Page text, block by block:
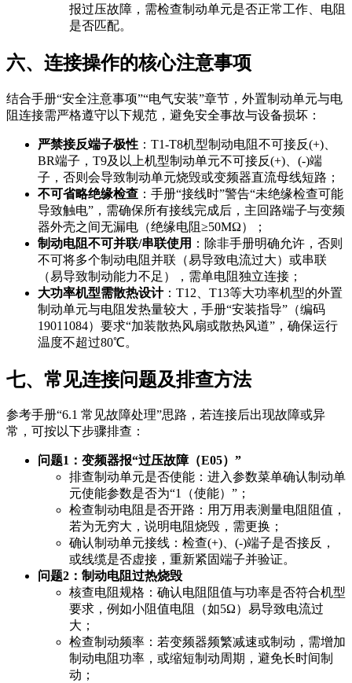
报过压故障，需检查制动单元是否正常工作、电阻
是否匹配。
六、连接操作的核心注意事项
结合手册“安全注意事项”“电气安装”章节，外置制动单元与电
阻连接需严格遵守以下规范，避免安全事故与设备损坏：
严禁接反端子极性 ：T1-T8机型制动电阻不可接反(+)、
BR端子，T9及以上机型制动单元不可接反(+)、(-)端
子，否则会导致制动单元烧毁或变频器直流母线短路；
不可省略绝缘检查 ：手册“接线时”警告“未绝缘检查可能
导致触电”，需确保所有接线完成后，主回路端子与变频
器外壳之间无漏电（绝缘电阻≥50MΩ）；
制动电阻不可并联/串联使用 ：除非手册明确允许，否则
不可将多个制动电阻并联（易导致电流过大）或串联
（易导致制动能力不足），需单电阻独立连接；
大功率机型需散热设计：T12、T13等大功率机型的外置
制动单元与电阻发热量较大，手册“安装指导”（编码
19011084）要求“加装散热风扇或散热风道”，确保运行
温度不超过80℃。
七、常见连接问题及排查方法
参考手册“6.1 常见故障处理”思路，若连接后出现故障或异
常，可按以下步骤排查：
问题1：变频器报“过压故障（E05）”
排查制动单元是否使能：进入参数菜单确认制动单
元使能参数是否为“1（使能）”；
检查制动电阻是否开路：用万用表测量电阻阻值，
若为无穷大，说明电阻烧毁，需更换；
确认制动单元接线：检查(+)、(-)端子是否接反，
或线缆是否虚接，重新紧固端子并验证。
问题2：制动电阻过热烧毁
核查电阻规格：确认电阻阻值与功率是否符合机型
要求，例如小阻值电阻（如5Ω）易导致电流过
大；
检查制动频率：若变频器频繁减速或制动，需增加
制动电阻功率，或缩短制动周期，避免长时间制
动；